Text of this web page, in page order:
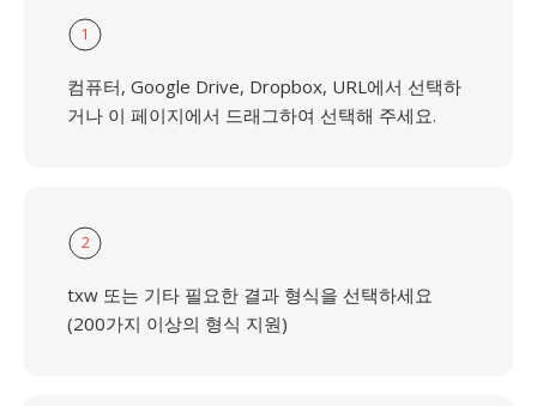
1
컴퓨터, Google Drive, Dropbox, URL에서 선택하
거나 이 페이지에서 드래그하여 선택해 주세요.
2
txw 또는 기타 필요한 결과 형식을 선택하세요
(200가지 이상의 형식 지원)